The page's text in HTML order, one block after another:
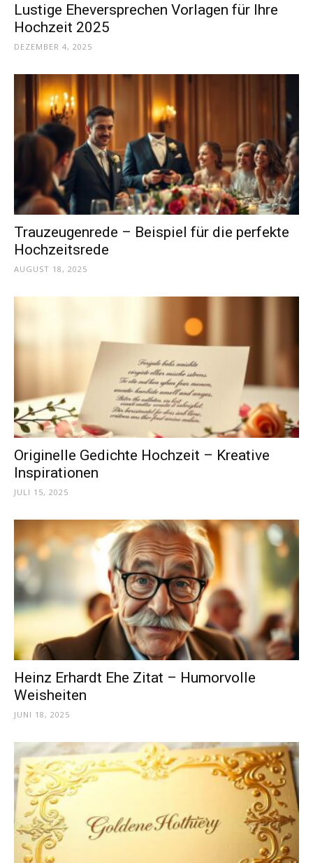
Lustige Eheversprechen Vorlagen für Ihre
Hochzeit 2025
DEZEMBER 4, 2025
Trauzeugenrede – Beispiel für die perfekte
Hochzeitsrede
AUGUST 18, 2025
Originelle Gedichte Hochzeit – Kreative
Inspirationen
JULI 15, 2025
Heinz Erhardt Ehe Zitat – Humorvolle
Weisheiten
JUNI 18, 2025